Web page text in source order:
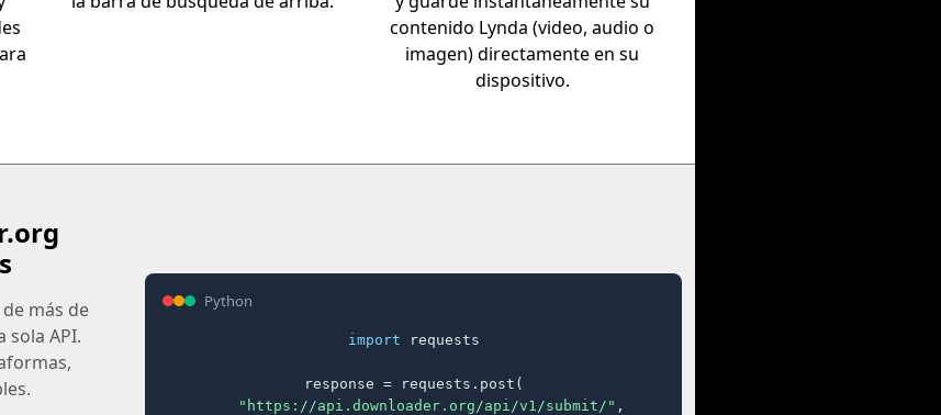
contenido Lynda (video, audio o
imagen) directamente en su
dispositivo.
más de
sola API.
Python
import requests
response = requests.post(
"https://api.downloader.org/api/v1/submit/" ,